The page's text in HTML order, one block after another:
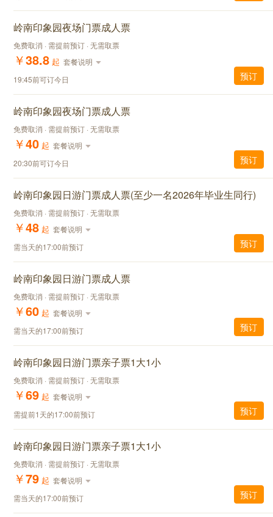
岭南印象园夜场门票成人票
免费取消 · 需提前预订 · 无需取票
￥38.8 起 套餐说明
19:45前可订今日
预订
岭南印象园夜场门票成人票
免费取消 · 需提前预订 · 无需取票
￥40 起 套餐说明
20:30前可订今日
预订
岭南印象园日游门票成人票(至少一名2026年毕业生同行)
免费取消 · 需提前预订 · 无需取票
￥48 起 套餐说明
需当天的17:00前预订
预订
岭南印象园日游门票成人票
免费取消 · 需提前预订 · 无需取票
￥60 起 套餐说明
需当天的17:00前预订
预订
岭南印象园日游门票亲子票1大1小
免费取消 · 需提前预订 · 无需取票
￥69 起 套餐说明
需提前1天的17:00前预订
预订
岭南印象园日游门票亲子票1大1小
免费取消 · 需提前预订 · 无需取票
￥79 起 套餐说明
需当天的17:00前预订
预订